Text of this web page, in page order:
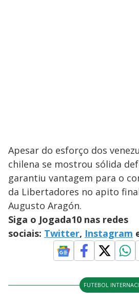
Apesar do esforço dos
chilena se mostrou sólida
garantiu vantagem para o
da Libertadores no apito
Augusto Aragón.
Siga o Jogada10 nas redes
sociais: Twitter, Instagram
FUTEBOL